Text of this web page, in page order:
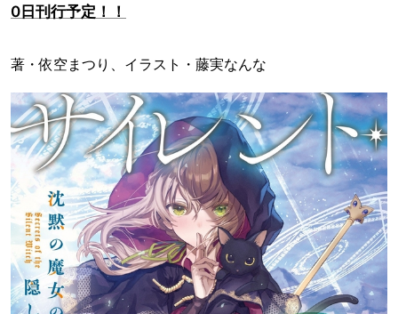
0日刊行予定！！
著・依空まつり、イラスト・藤実なんな